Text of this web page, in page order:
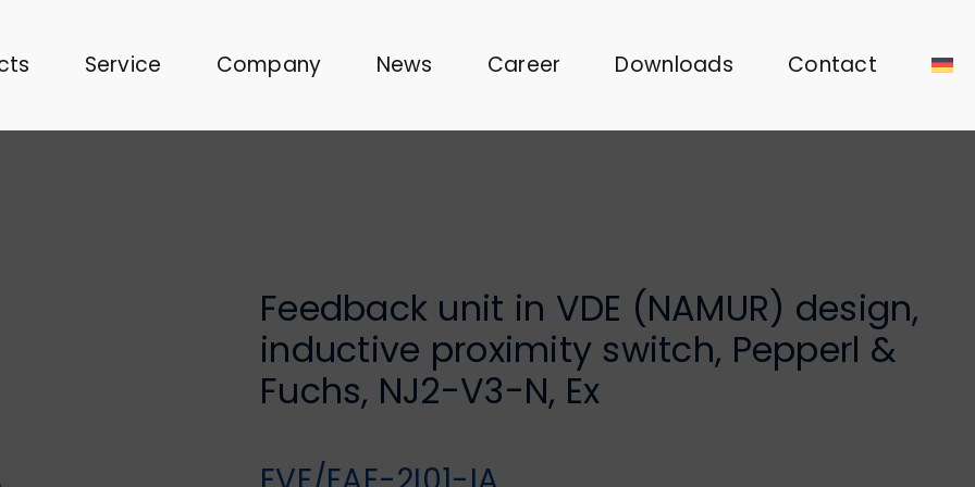
Service Company News Career Downloads Contact
Feedback unit in VDE (NAMUR) design,
inductive proximity switch, Pepperl &
Fuchs, NJ2-V3-N, Ex